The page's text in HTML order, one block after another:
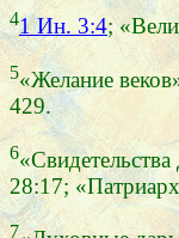
41 Ин. 3:4;
5«Желание
429.
6
28:17;
7